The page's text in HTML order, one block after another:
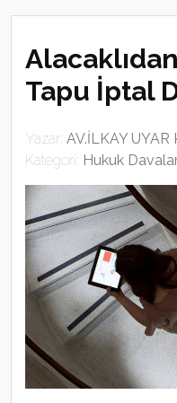
Tapu İptal
Yazar: AV.İLKAY UYAR
Kategori: Hukuk